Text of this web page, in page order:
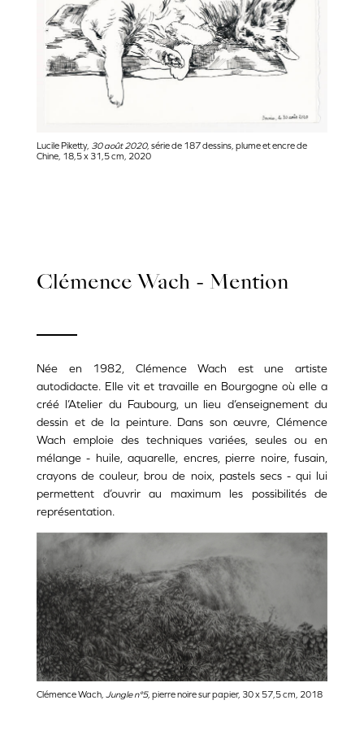
Lucile Piketty, 30 août 2020, série de 187 dessins, plume et encre de
Chine, 18,5 x 31,5 cm, 2020
Clémence Wach - Mention
Née en 1982, Clémence Wach est une artiste
autodidacte. Elle vit et travaille en Bourgogne où elle a
créé l’Atelier du Faubourg, un lieu d’enseignement du
dessin et de la peinture. Dans sonœuvre, Clémence
Wach emploie des techniques variées, seules ou en
mélange - huile, aquarelle, encres, pierre noire, fusain,
crayons de couleur, brou de noix, pastels secs - qui lui
permettent d’ouvrir au maximum les possibilités de
représentation.
Clémence Wach, Jungle n°5, pierre noire sur papier, 30 x 57,5 cm, 2018